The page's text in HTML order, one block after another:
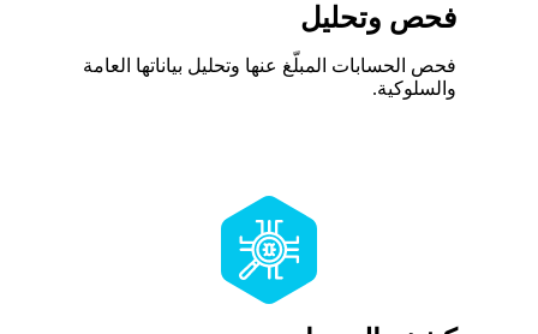
فحص وتحليل
فحص الحسابات المبلّغ عنها وتحليل بياناتها العامة
والسلوكية.